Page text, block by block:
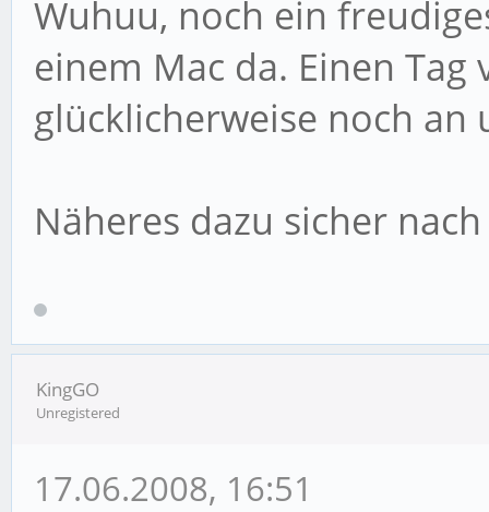
Wuhuu, noch ein
einem Mac da. Einen
glücklicherweise noch
Näheres dazu sicher
KingGO
Unregistered
17.06.2008, 16:51